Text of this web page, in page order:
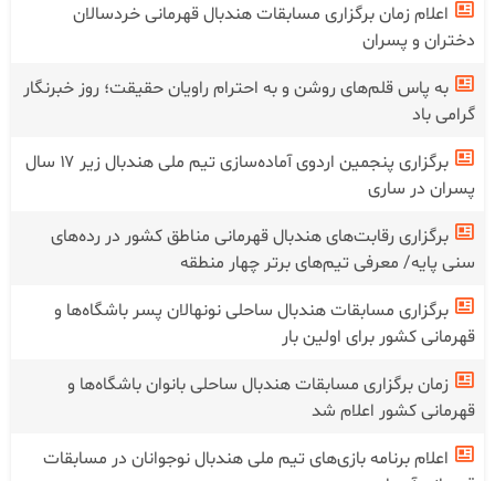
اعلام زمان برگزاری مسابقات هندبال قهرمانی خردسالان
دختران و پسران
به پاس قلم‌های روشن و به احترام راویان حقیقت؛ روز خبرنگار
گرامی باد
برگزاری پنجمین اردوی آماده‌سازی تیم ملی هندبال زیر ۱۷ سال
پسران در ساری
برگزاری رقابت‌های هندبال قهرمانی مناطق کشور در رده‌های
سنی پایه/ معرفی تیم‌های برتر چهار منطقه
برگزاری مسابقات هندبال ساحلی نونهالان پسر باشگاه‌ها و
قهرمانی کشور برای اولین بار
زمان برگزاری مسابقات هندبال ساحلی بانوان باشگاه‌ها و
قهرمانی کشور اعلام شد
اعلام برنامه بازی‌های تیم ملی هندبال نوجوانان در مسابقات